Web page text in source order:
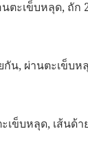
ตะเข็บหลุด, ถั
น, ผ่านตะเข็บห
เข็บหลุด, เส้นด้